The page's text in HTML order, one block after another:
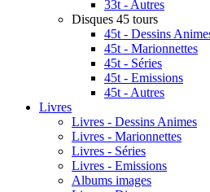
33t - Autres
Disques 45 tours
45t - Dessins
45t - Marionnettes
45t - Séries
45t - Emissions
45t - Autres
Livres
Livres - Dessins Animes
Livres - Marionnettes
Livres - Séries
Livres - Emissions
Albums images